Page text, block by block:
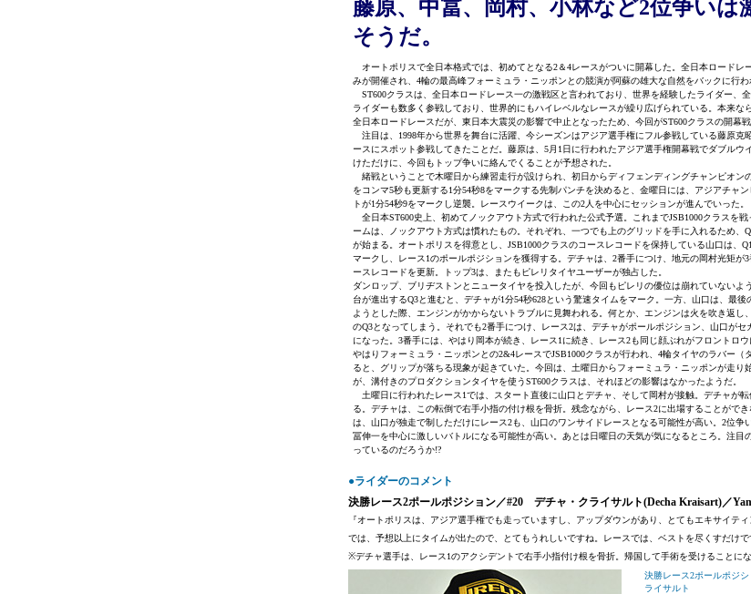
藤原、中冨、岡村、小林など2位争いは
そうだ。
オートポリスで全日本格式では、初めてとなる2＆4レースがついに開幕した。全日本ロードレ
みが開催され、4輪の最高峰フォーミュラ・ニッポンとの競演が阿蘇の雄大な自然をバックに行わ
ST600クラスは、全日本ロードレース一の激戦区と言われており、世界を経験したライダー、
ライダーも数多く参戦しており、世界的にもハイレベルなレースが繰り広げられている。本来な
全日本ロードレースだが、東日本大震災の影響で中止となったため、今回がST600クラスの開幕戦
注目は、1998年から世界を舞台に活躍、今シーズンはアジア選手権にフル参戦している藤原克
ースにスポット参戦してきたことだ。藤原は、5月1日に行われたアジア選手権開幕戦でダブルウ
けただけに、今回もトップ争いに絡んでくることが予想された。
緒戦ということで木曜日から練習走行が設けられ、初日からディフェンディングチャンピオン
をコンマ5秒も更新する1分54秒8をマークする先制パンチを決めると、金曜日には、アジアチャ
トが1分54秒9をマークし逆襲。レースウイークは、この2人を中心にセッションが進んでいった。
全日本ST600史上、初めてノックアウト方式で行われた公式予選。これまでJSB1000クラスを
ームは、ノックアウト方式は慣れたもの。それぞれ、一つでも上のグリッドを手に入れるため、
が始まる。オートポリスを得意とし、JSB1000クラスのコースレコードを保持している山口は、
マークし、レース1のポールポジションを獲得する。デチャは、2番手につけ、地元の岡村光矩が
ースレコードを更新。トップ3は、またもピレリタイヤユーザーが独占した。
ダンロップ、ブリヂストンとニュータイヤを投入したが、今回もピレリの優位は崩れていないよ
台が進出するQ3と進むと、デチャが1分54秒628という驚速タイムをマーク。一方、山口は、最後
ようとした際、エンジンがかからないトラブルに見舞われる。何とか、エンジンは火を吹き返し
のQ3となってしまう。それでも2番手につけ、レース2は、デチャがポールポジション、山口がセ
になった。3番手には、やはり岡本が続き、レース1に続き、レース2も同じ顔ぶれがフロントロウ
やはりフォーミュラ・ニッポンとの2&4レースでJSB1000クラスが行われ、4輪タイヤのラバー（
ると、グリップが落ちる現象が起きていた。今回は、土曜日からフォーミュラ・ニッポンが走り
が、溝付きのプロダクションタイヤを使うST600クラスは、それほどの影響はなかったようだ。
土曜日に行われたレース1では、スタート直後に山口とデチャ、そして岡村が接触。デチャが
る。デチャは、この転倒で右手小指の付け根を骨折。残念ながら、レース2に出場することがで
は、山口が独走で制しただけにレース2も、山口のワンサイドレースとなる可能性が高い。2位争
冨伸一を中心に激しいバトルになる可能性が高い。あとは日曜日の天気が気になるところ。注目
っているのだろうか!?
●ライダーのコメント
決勝レース2ポールポジション／#20 デチャ・クライサルト(Decha Kraisart)／
『オートポリスは、アジア選手権でも走っていますし、アップダウンがあり、とてもエキサイテ
では、予想以上にタイムが出たので、とてもうれしいですね。レースでは、ベストを尽くすだけで
※デチャ選手は、レース1のアクシデントで右手小指付け根を骨折。帰国して手術を受けることに
決勝レース2ポールポジ
ライサルト